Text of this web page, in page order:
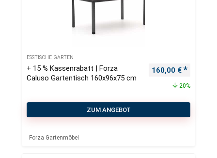
ESSTISCHE GARTEN
+ 15 % Kassenrabatt | Forza
Caluso Gartentisch 160x96x75 cm
Ursprünglicher
160,00 €
20%
ZUM ANGEBOT
Forza Gartenmöbel